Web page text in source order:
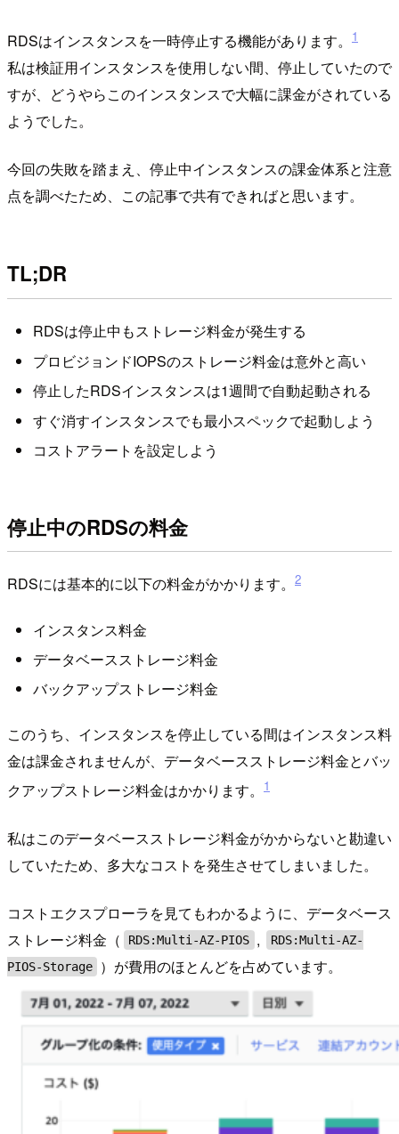
RDSはインスタンスを一時停止する機能があります。 1
私は検証用インスタンスを使用しない間、停止していたので
すが、どうやらこのインスタンスで大幅に課金がされている
ようでした。
今回の失敗を踏まえ、停止中インスタンスの課金体系と注意
点を調べたため、この記事で共有できればと思います。
TL;DR
RDSは停止中もストレージ料金が発生する
プロビジョンドIOPSのストレージ料金は意外と高い
停止したRDSインスタンスは1週間で自動起動される
すぐ消すインスタンスでも最小スペックで起動しよう
コストアラートを設定しよう
停止中のRDSの料金
RDSには基本的に以下の料金がかかります。 2
インスタンス料金
データベースストレージ料金
バックアップストレージ料金
このうち、インスタンスを停止している間はインスタンス料
金は課金されませんが、データベースストレージ料金とバッ
クアップストレージ料金はかかります。
1
私はこのデータベースストレージ料金がかからないと勘違い
していたため、多大なコストを発生させてしまいました。
コストエクスプローラを見てもわかるように、データベース
ストレージ料金（
RDS:Multi-AZ-PIOS ,
RDS:Multi-AZ-
PIOS-Storage
）が費用のほとんどを占めています。